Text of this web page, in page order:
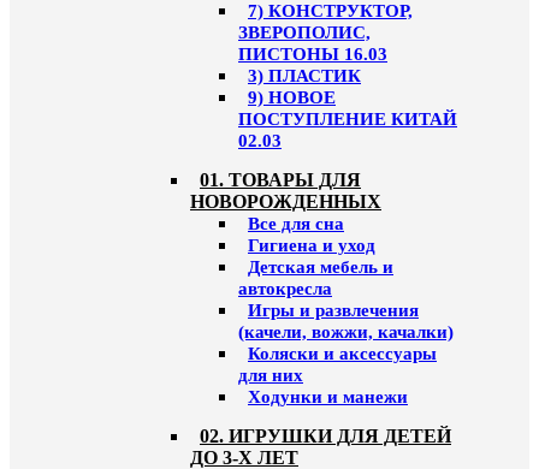
7) КОНСТРУКТОР,
ЗВЕРОПОЛИС,
ПИСТОНЫ 16.03
3) ПЛАСТИК
9) НОВОЕ
ПОСТУПЛЕНИЕ КИТАЙ
02.03
01. ТОВАРЫ ДЛЯ
НОВОРОЖДЕННЫХ
Все для сна
Гигиена и уход
Детская мебель и
автокресла
Игры и развлечения
(качели, вожжи, качалки)
Коляски и аксессуары
для них
Ходунки и манежи
02. ИГРУШКИ ДЛЯ ДЕТЕЙ
ДО 3-Х ЛЕТ